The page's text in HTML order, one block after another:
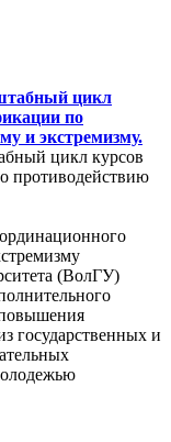
цикл
по
и экстремизму.
цикл курсов
противодействию
(ВолГУ)
государственных и